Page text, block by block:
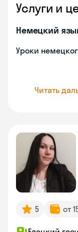
Услуги и
Немецкий
Уроки
Читать
5 от